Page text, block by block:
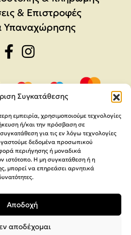
Συγκατάθεσης
εμπειρία, χρησιμοποιούμε τεχνολογίες
ή/και την πρόσβαση σε
για τις εν λόγω τεχνολογίες
δεδομένα προσωπικού
περιήγησης ή μοναδικά
ιστότοπο. Η μη συγκατάθεση ή η
μπορεί να επηρεάσει αρνητικά
Αποδοχή
αποδέχομαι
& Επιστροφές
Interactive Net Solutions